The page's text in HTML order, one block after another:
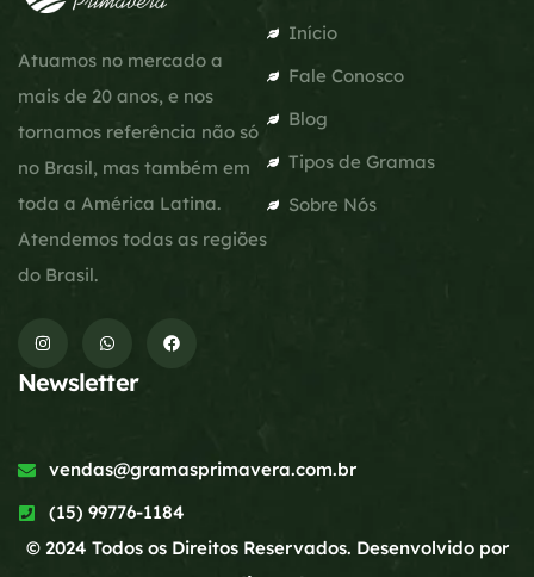
Atuamos no mercado a
mais de 20 anos, e nos
tornamos referência não só
no Brasil, mas também em
toda a América Latina.
Atendemos todas as regiões
do Brasil.
Início
Fale Conosco
Blog
Tipos de Gramas
Sobre Nós
Newsletter
vendas@gramasprimavera.com.br
(15) 99776-1184
© 2024 Todos os Direitos Reservados. Desenvolvido por